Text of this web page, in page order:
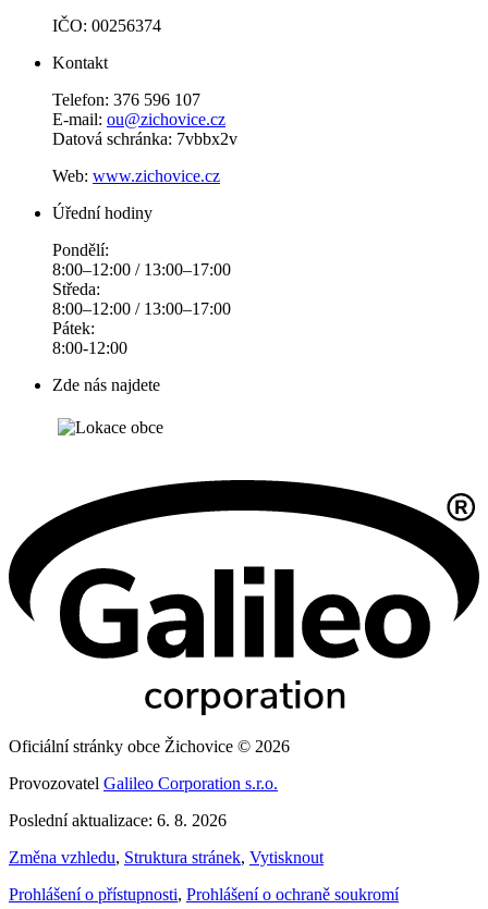
IČO: 00256374
Kontakt
Telefon: 376 596 107
E-mail: ou@zichovice.cz
Datová schránka: 7vbbx2v
Web: www.zichovice.cz
Úřední hodiny
Pondělí:
8:00–12:00 / 13:00–17:00
Středa:
8:00–12:00 / 13:00–17:00
Pátek:
8:00-12:00
Zde nás najdete
Oficiální stránky obce Žichovice © 2026
Provozovatel Galileo Corporation s.r.o.
Poslední aktualizace: 6. 8. 2026
Změna vzhledu, Struktura stránek, Vytisknout
Prohlášení o přístupnosti, Prohlášení o ochraně soukromí